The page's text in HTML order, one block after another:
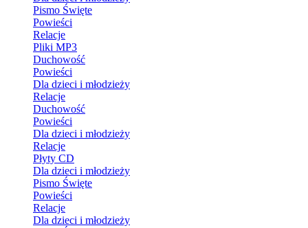
Pismo Święte
Powieści
Relacje
Pliki MP3
Duchowość
Powieści
Dla dzieci i młodzieży
Relacje
Duchowość
Powieści
Dla dzieci i młodzieży
Relacje
Płyty CD
Dla dzieci i młodzieży
Pismo Święte
Powieści
Relacje
Dla dzieci i młodzieży